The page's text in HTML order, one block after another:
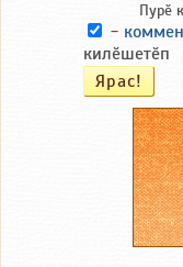
Пурӗ
-
килӗшетӗп